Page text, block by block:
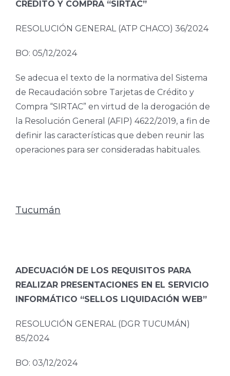
CRÉDITO Y COMPRA “SIRTAC”
RESOLUCIÓN GENERAL (ATP CHACO) 36/2024
BO: 05/12/2024
Se adecua el texto de la normativa del Sistema
de Recaudación sobre Tarjetas de Crédito y
Compra “SIRTAC” en virtud de la derogación de
la Resolución General (AFIP) 4622/2019, a fin de
definir las características que deben reunir las
operaciones para ser consideradas habituales.
Tucumán
ADECUACIÓN DE LOS REQUISITOS PARA
REALIZAR PRESENTACIONES EN EL SERVICIO
INFORMÁTICO “SELLOS LIQUIDACIÓN WEB”
RESOLUCIÓN GENERAL (DGR TUCUMÁN)
85/2024
BO: 03/12/2024